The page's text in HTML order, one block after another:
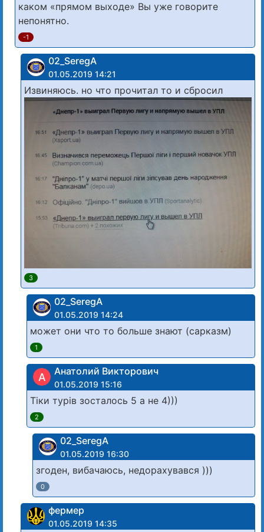
каком «прямом выходе» Вы уже говорите
непонятно.
-1
02_SeregA
01.05.2019 14:21
Извиняюсь. но что прочитал то и сбросил
3
02_SeregA
01.05.2019 14:24
может они что то больше знают (сарказм)
1
А Анатолий Викторович
01.05.2019 15:16
Тіки турів зосталось 5 а не 4)))
2
02_SeregA
01.05.2019 16:30
згоден, вибачаюсь, недорахувався )))
0
фермер
01.05.2019 14:35